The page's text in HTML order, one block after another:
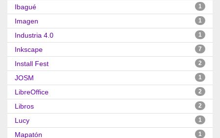
Ibagué 1
Imagen 1
Industria 4.0 1
Inkscape 7
Install Fest 2
JOSM 1
LibreOffice 2
Libros 2
Lucy 1
Mapatón 1